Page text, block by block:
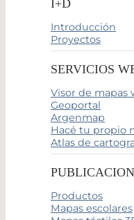
I+D
Introducción
Proyectos
SERVICIOS
Visor de mapas
Geoportal
Argenmap
Hacé tu propio
Atlas de
Productos
Mapas escolares